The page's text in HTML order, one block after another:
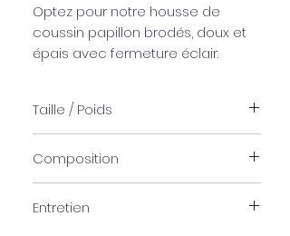
Optez pour notre housse de
coussin papillon brodés, doux et
épais avec fermeture éclair.
Taille / Poids
Composition
Entretien